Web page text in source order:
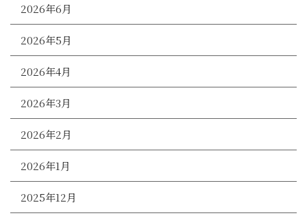
2026年6月
2026年5月
2026年4月
2026年3月
2026年2月
2026年1月
2025年12月